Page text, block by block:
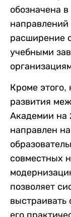
обозначена
направлений
расширение
учебными
Кроме этого,
развития
Академии на
направлен
совместных
позволяет
выстраивать